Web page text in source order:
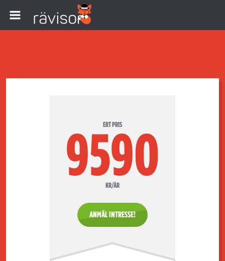
ERT PRIS
9590
KR/ÅR
ANMÄL INTRESSE!